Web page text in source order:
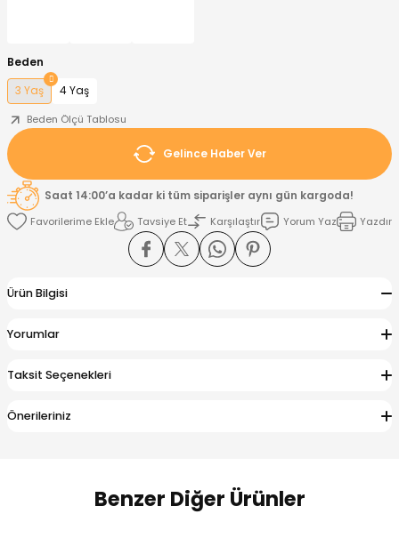
Beden
3 Yaş
4 Yaş
Beden Ölçü Tablosu
Gelince Haber Ver
Saat 14:00’a kadar ki tüm siparişler aynı gün kargoda!
Tavsiye Et
Karşılaştır Yorum Yaz Yazdır
Ürün Bilgisi
Yorumlar
Taksit Seçenekleri
Önerileriniz
Benzer Diğer Ürünler
Takımı
Alt
ve Taç
Shirt
Elbise
Alt
Çıkışı ve Zıbın Seti
Takımı
Alt
shirt
Alt